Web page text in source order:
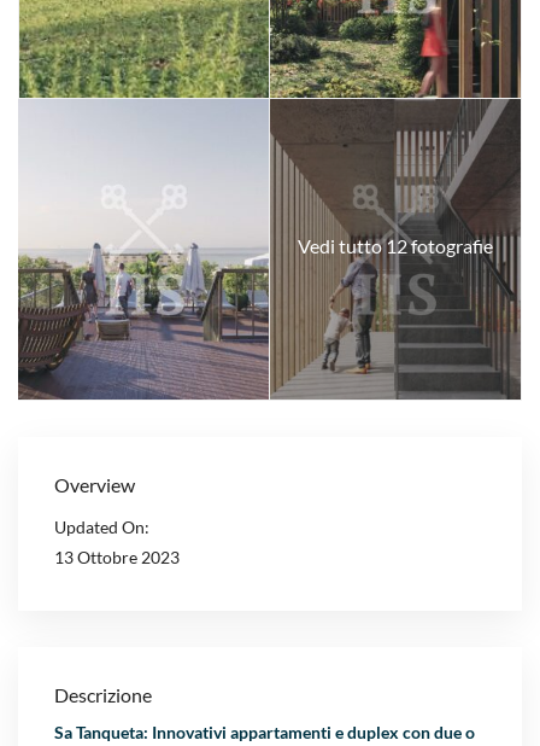
Vedi tutto 12 fotografie
Overview
Updated On:
13 Ottobre 2023
Descrizione
Sa Tanqueta: Innovativi appartamenti e duplex con due o